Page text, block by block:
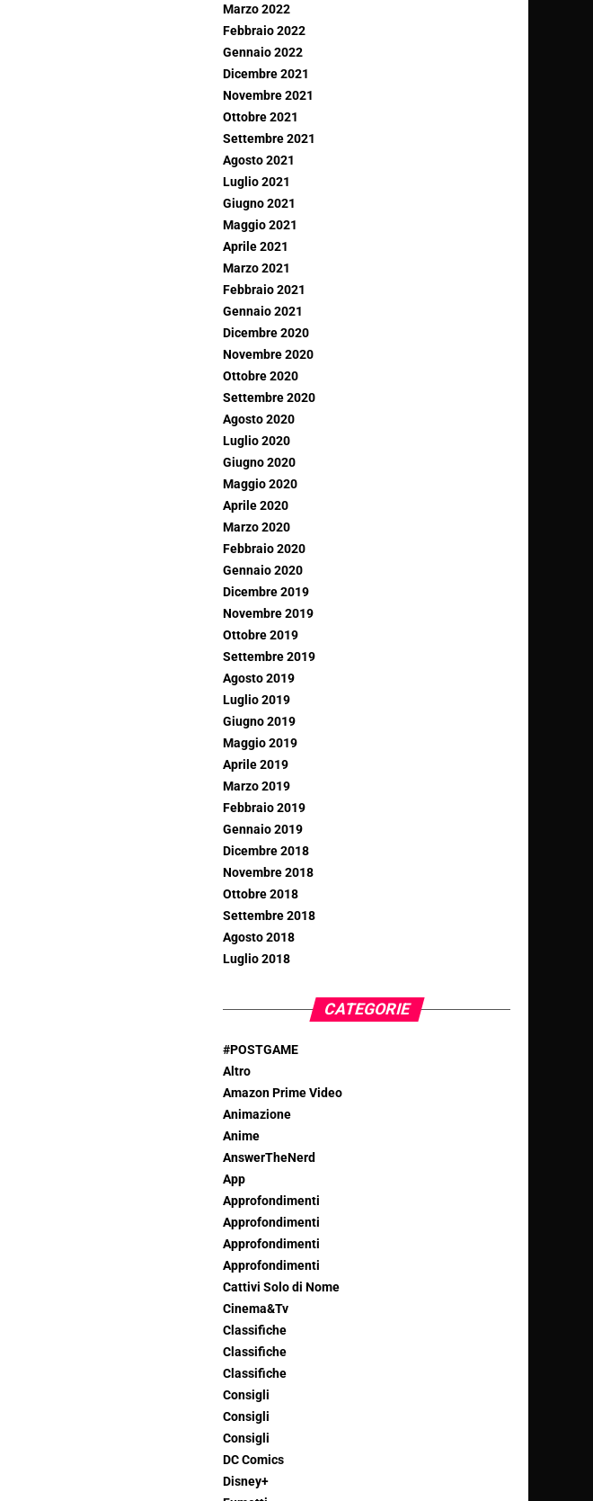
Marzo 2022
Febbraio 2022
Gennaio 2022
Dicembre 2021
Novembre 2021
Ottobre 2021
Settembre 2021
Agosto 2021
Luglio 2021
Giugno 2021
Maggio 2021
Aprile 2021
Marzo 2021
Febbraio 2021
Gennaio 2021
Dicembre 2020
Novembre 2020
Ottobre 2020
Settembre 2020
Agosto 2020
Luglio 2020
Giugno 2020
Maggio 2020
Aprile 2020
Marzo 2020
Febbraio 2020
Gennaio 2020
Dicembre 2019
Novembre 2019
Ottobre 2019
Settembre 2019
Agosto 2019
Luglio 2019
Giugno 2019
Maggio 2019
Aprile 2019
Marzo 2019
Febbraio 2019
Gennaio 2019
Dicembre 2018
Novembre 2018
Ottobre 2018
Settembre 2018
Agosto 2018
Luglio 2018
CATEGORIE
#POSTGAME
Altro
Amazon Prime Video
Animazione
Anime
AnswerTheNerd
App
Approfondimenti
Approfondimenti
Approfondimenti
Approfondimenti
Cattivi Solo di Nome
Cinema&Tv
Classifiche
Classifiche
Classifiche
Consigli
Consigli
Consigli
DC Comics
Disney+